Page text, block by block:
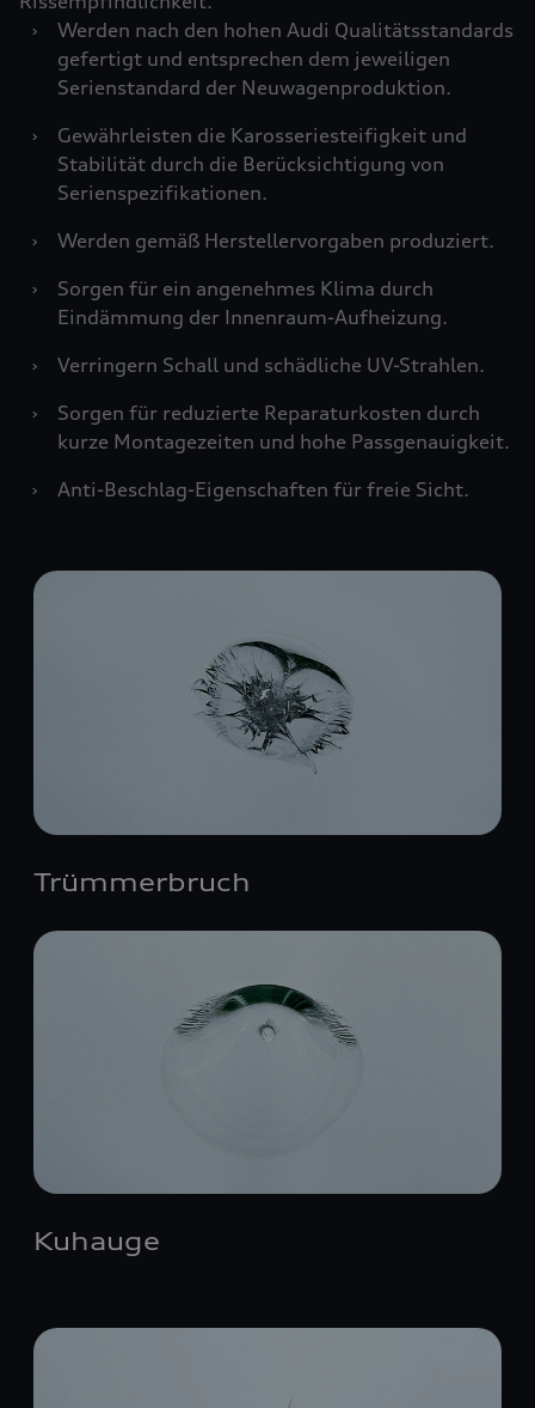
›
Werden nach den hohen Audi Qualitätsstandards
gefertigt und entsprechen dem jeweiligen
Serienstandard der Neuwagenproduktion.
›
Gewährleisten die Karosseriesteifigkeit und
Stabilität durch die Berücksichtigung von
Serienspezifikationen.
›
Werden gemäß Herstellervorgaben produziert.
›
Sorgen für ein angenehmes Klima durch
Eindämmung der Innenraum-Aufheizung.
›
Verringern Schall und schädliche UV-Strahlen.
›
Sorgen für reduzierte Reparaturkosten durch
kurze Montagezeiten und hohe Passgenauigkeit.
›
Anti-Beschlag-Eigenschaften für freie Sicht.
Trümmerbruch
Kuhauge